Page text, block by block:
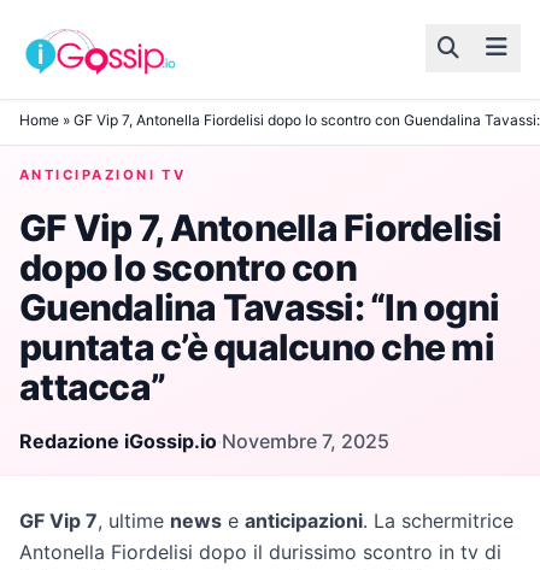
Skip to content
Home » GF Vip 7, Antonella Fiordelisi dopo lo scontro con Guendalina
ANTICIPAZIONI TV
GF Vip 7, Antonella Fiordelisi
dopo lo scontro con
Guendalina Tavassi: “In ogni
puntata c’è qualcuno che mi
attacca”
Redazione iGossip.io·Novembre 7, 2025
GF Vip 7, ultime news e anticipazioni. La schermitrice
Antonella Fiordelisi dopo il durissimo scontro in tv di